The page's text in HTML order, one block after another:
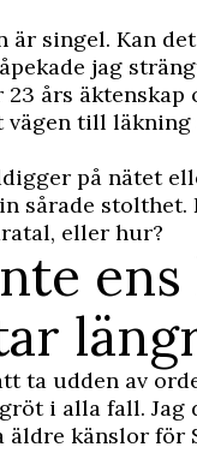
är singel. Kan
jag
års äktenskap
vägen till
på nätet
sårade
eller hur?
ta udden av
i alla fall.
känslor för